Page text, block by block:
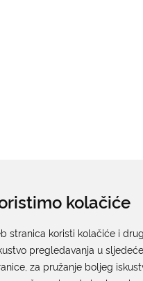
kolačiće
stranica koristi kolačiće i
pregledavanja u
, za pružanje boljeg